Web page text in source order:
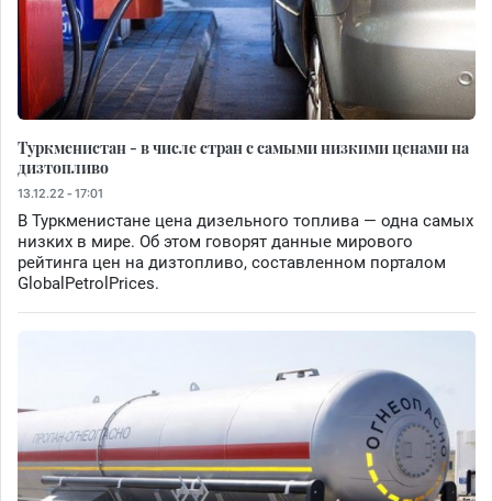
Туркменистан - в числе стран с самыми низкими ценами на
дизтопливо
13.12.22 - 17:01
В Туркменистане цена дизельного топлива — одна самых
низких в мире. Об этом говорят данные мирового
рейтинга цен на дизтопливо, составленном порталом
GlobalPetrolPrices.